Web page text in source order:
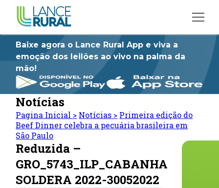
Baixe agora o Lance Rural App e viva a
emoção dos leilões ao vivo na palma da
mão!
Notícias
Pagina Inicial > Notícias > Primeira edição do
Beef Dinner celebra a pecuária brasileira em
São Paulo
Reduzida –
GRO_5743_ILP_CABANHA
SOLDERA 2022-30052022